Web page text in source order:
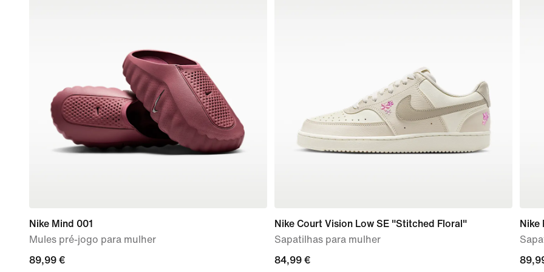
Nike Mind 001
Mules pré-jogo para mulher
89,99
89,99 €
Nike Court Vision Low SE "Stitched Floral"
Sapatilhas para mulher
84,99
84,99 €
Nike